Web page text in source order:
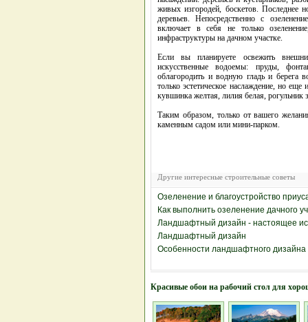
живых изгородей, боскетов. Последнее
деревьев. Непосредственно с
включает в себя не только
инфраструктуры на дачном участке.
Если вы планируете освежить
искусственные водоемы: пруды,
облагородить и водную гладь и берега
только эстетическое наслаждение, но
кувшинка желтая, лилия белая,
Таким образом, только от вашего
каменным садом или мини-парком.
Другие интересные строительные советы
Озеленение и благоустройство
Как выполнить озеленение дачного
Ландшафтный дизайн - настоящее
Ландшафтный дизайн
Особенности ландшафтного дизайна
Красивые обои на рабочий стол для